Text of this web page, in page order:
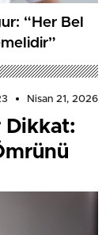
“Her Bel
Nisan 21, 2026
Dikkat: